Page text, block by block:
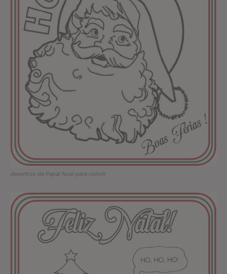
desenhos de Papai Noel para colorir